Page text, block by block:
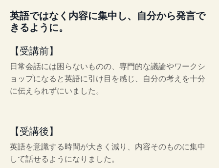
英語ではなく内容に集中し、自分から発言で
きるように。
【受講前】
日常会話には困らないものの、専門的な議論やワークシ
ョップになると英語に引け目を感じ、自分の考えを十分
に伝えられずにいました。
【受講後】
英語を意識する時間が大きく減り、内容そのものに集中
して話せるようになりました。